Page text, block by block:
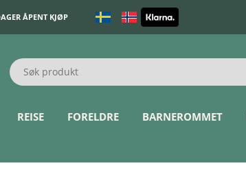
ÅPENT KJØP
REISE FORELDRE BARNEROMMET